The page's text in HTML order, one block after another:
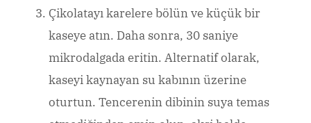
Çikolatayı karelere bölün ve küçük bir
kaseye atın. Daha sonra, 30 saniye
mikrodalgada eritin. Alternatif olarak,
kaseyi kaynayan su kabının üzerine
oturtun. Tencerenin dibinin suya temas